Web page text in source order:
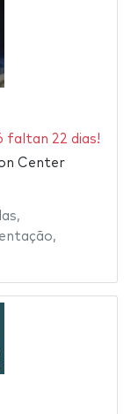
faltan 22 dias!
Center
,
,